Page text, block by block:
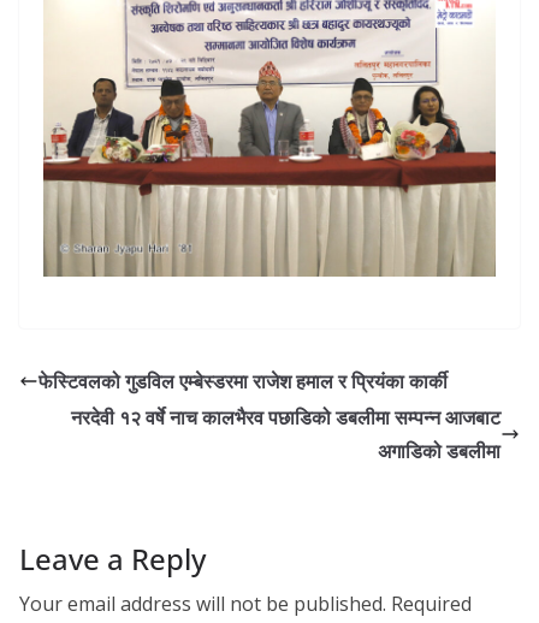
फेस्टिवलको गुडविल एम्बेस्डरमा राजेश हमाल र प्रियंका कार्की
नरदेवी १२ वर्षे नाच कालभैरव पछाडिको डबलीमा सम्पन्न आजबाट
अगाडिको डबलीमा
Leave a Reply
Your email address will not be published. Required